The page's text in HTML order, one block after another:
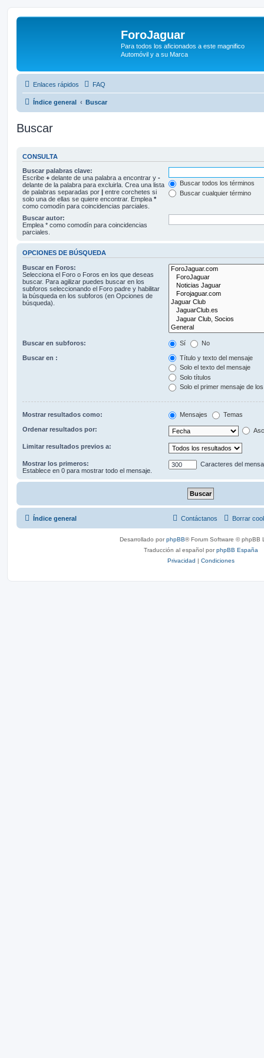
ForoJaguar
Para todos los aficionados a este magnifico
Automóvil y a su Marca
Enlaces rápidos FAQ
Índice general Buscar
Buscar
CONSULTA
Buscar palabras clave:
Escribe + delante de una palabra a encontrar y -
delante de la palabra para excluirla. Crea una lista
de palabras separadas por | entre corchetes si
solo una de ellas se quiere encontrar. Emplea *
como comodín para coincidencias parciales.
Buscar todos los términos
Buscar cualquier término
Buscar autor:
Emplea * como comodín para coincidencias
parciales.
OPCIONES DE BÚSQUEDA
Buscar en Foros:
Selecciona el Foro o Foros en los que deseas
buscar. Para agilizar puedes buscar en los
subforos seleccionando el Foro padre y habilitar
la búsqueda en los subforos (en Opciones de
búsqueda).
Buscar en subforos: Sí No
Buscar en :
Título y texto del mensaje
Solo el texto del mensaje
Solo títulos
Solo el primer mensaje de
Mostrar resultados como: Mensajes Temas
Ordenar resultados por:
Limitar resultados previos a:
Mostrar los primeros:
Establece en 0 para mostrar todo el mensaje.
Caracteres del
Índice general Borrar
Contáctanos
Desarrollado porphpBB® Forum Software © phpBB
Traducción al español porphpBB España
Privacidad | Condiciones